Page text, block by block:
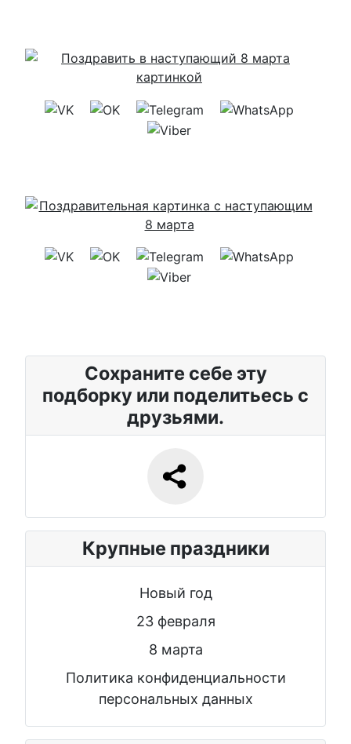
Сохраните себе эту
подборку или поделитьесь с
друзьями.
Крупные праздники
Новый год
23 февраля
8 марта
Политика конфиденциальности
персональных данных